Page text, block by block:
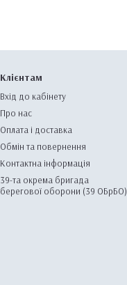
Клієнтам
Вхід до кабінету
Про нас
Оплата і доставка
Обмін та повернення
Контактна інформація
39-та окрема бригада
берегової оборони (39 ОБрБО)